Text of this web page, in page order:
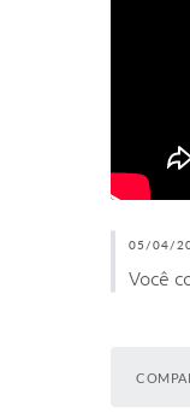
05/04/
Você